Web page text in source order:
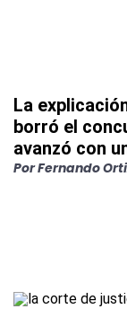
La
borró el
avanzó con
PorFernando